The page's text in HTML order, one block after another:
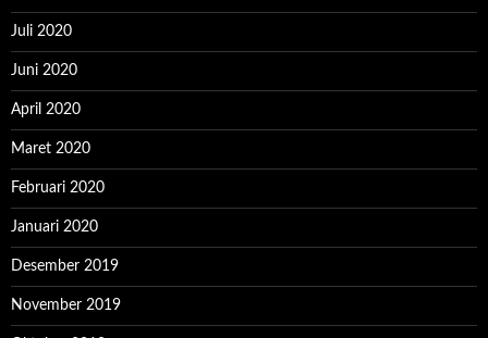
Juli 2020
Juni 2020
April 2020
Maret 2020
Februari 2020
Januari 2020
Desember 2019
November 2019